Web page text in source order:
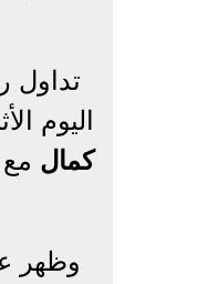
تداول
اليوم الأثنين الموافق 7
كمال
وظهر